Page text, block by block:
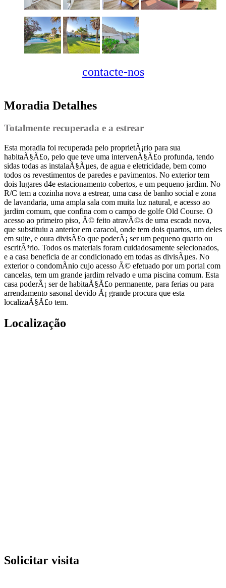
contacte-nos
Moradia Detalhes
Totalmente recuperada e a estrear
Esta moradia foi recuperada pelo proprietÃ¡rio para sua
habitaÃ§Ã£o, pelo que teve uma intervenÃ§Ã£o profunda, tendo
sidas todas as instalaÃ§Ãµes, de agua e eletricidade, bem como
todos os revestimentos de paredes e pavimentos. No exterior tem
dois lugares d4e estacionamento cobertos, e um pequeno jardim. No
R/C tem a cozinha nova a estrear, uma casa de banho social e zona
de lavandaria, uma ampla sala com muita luz natural, e acesso ao
jardim comum, que confina com o campo de golfe Old Course. O
acesso ao primeiro piso, Ã© feito atravÃ©s de uma escada nova,
que substituiu a anterior em caracol, onde tem dois quartos, um deles
em suite, e oura divisÃ£o que poderÃ¡ ser um pequeno quarto ou
escritÃ³rio. Todos os materiais foram cuidadosamente selecionados,
e a casa beneficia de ar condicionado em todas as divisÃµes. No
exterior o condomÃ­nio cujo acesso Ã© efetuado por um portal com
cancelas, tem um grande jardim relvado e uma piscina comum. Esta
casa poderÃ¡ ser de habitaÃ§Ã£o permanente, para ferias ou para
arrendamento sasonal devido Ã¡ grande procura que esta
localizaÃ§Ã£o tem.
Localização
Solicitar visita